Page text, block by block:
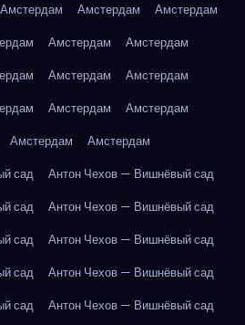
Амстердам Амстердам
Амстердам
Амстердам
Амстердам
Амстердам
Амстердам
Амстердам
Амстердам
Амстердам
Амстердам
сад
Антон Чехов — Вишнёвый сад
сад
Антон Чехов — Вишнёвый сад
сад
Антон Чехов — Вишнёвый сад
сад
Антон Чехов — Вишнёвый сад
сад
Антон Чехов — Вишнёвый сад